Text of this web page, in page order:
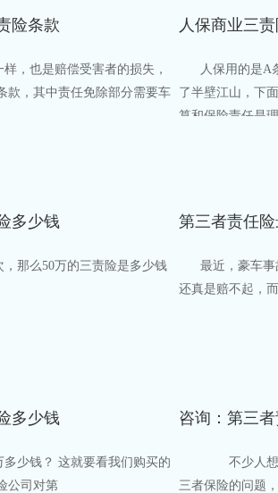
险条款
，也是赔偿受害者的损失，
款，其中责任免除部分需要车
人保商业三
人保用的是A
了半壁江山，下
算和保险责任是
多少钱
那么50万的三责险是多少钱
第三者责任
最近，豪车
还真是赔不起，
多少钱
多少钱？ 这就要看我们购买的
公司对第
不少人想
三者保险的问题